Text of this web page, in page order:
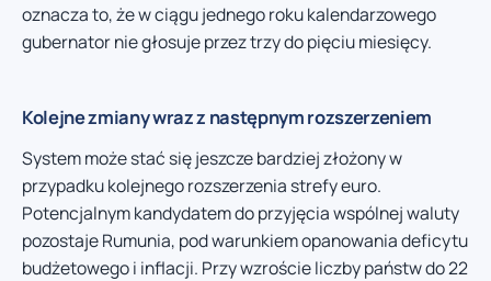
oznacza to, że w ciągu jednego roku kalendarzowego
gubernator nie głosuje przez trzy do pięciu miesięcy.
Kolejne zmiany wraz z następnym rozszerzeniem
System może stać się jeszcze bardziej złożony w
przypadku kolejnego rozszerzenia strefy euro.
Potencjalnym kandydatem do przyjęcia wspólnej waluty
pozostaje Rumunia, pod warunkiem opanowania deficytu
budżetowego i inflacji. Przy wzroście liczby państw do 22